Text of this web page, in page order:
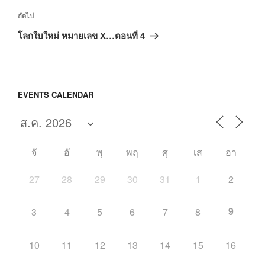
เรื่อง
ถัด
ถัดไป
โลกใบใหม่ หมายเลข X…ตอนที่ 4
EVENTS CALENDAR
จั อั พุ พฤ ศุ เส
อา
27
28 29 30 31 1 2
3 4 5 6 7 8 9
10 11 12 13 14 15 16